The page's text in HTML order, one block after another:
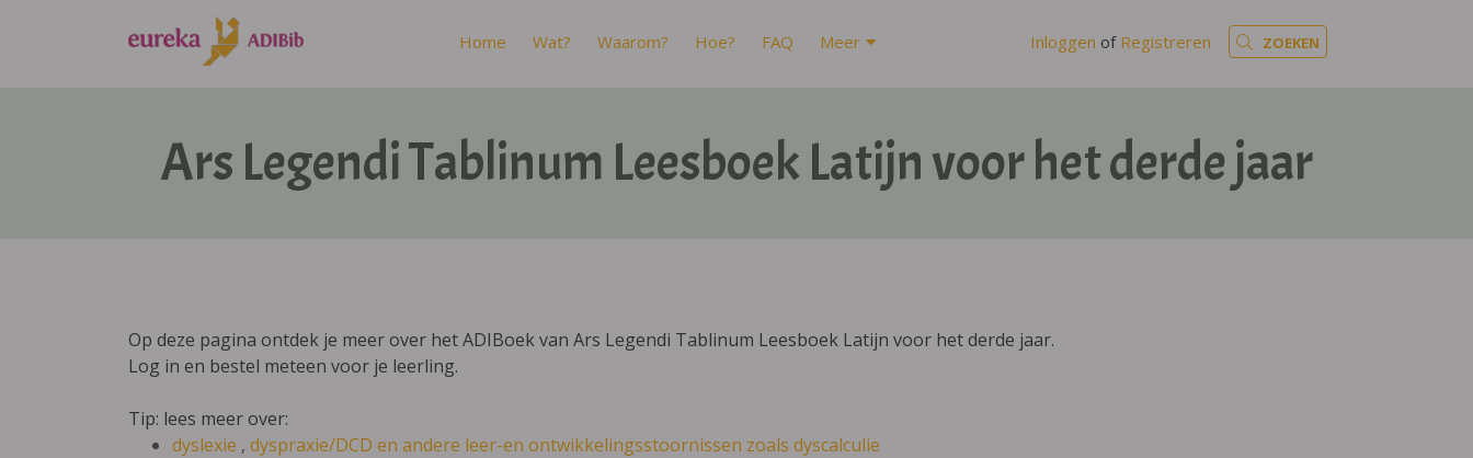
Home Wat? Waarom? Hoe? FAQ Meer Inloggen of Registreren ZOEKEN
Ars Legendi Tablinum Leesboek Latijn voor het derde jaar
Op deze pagina ontdek je meer over het ADIBoek van Ars Legendi Tablinum Leesboek Latijn voor het derde jaar.
Log in en bestel meteen voor je leerling.
Tip: lees meer over:
dyslexie , dyspraxie/DCD en andere leer-en ontwikkelingsstoornissen zoals dyscalculie